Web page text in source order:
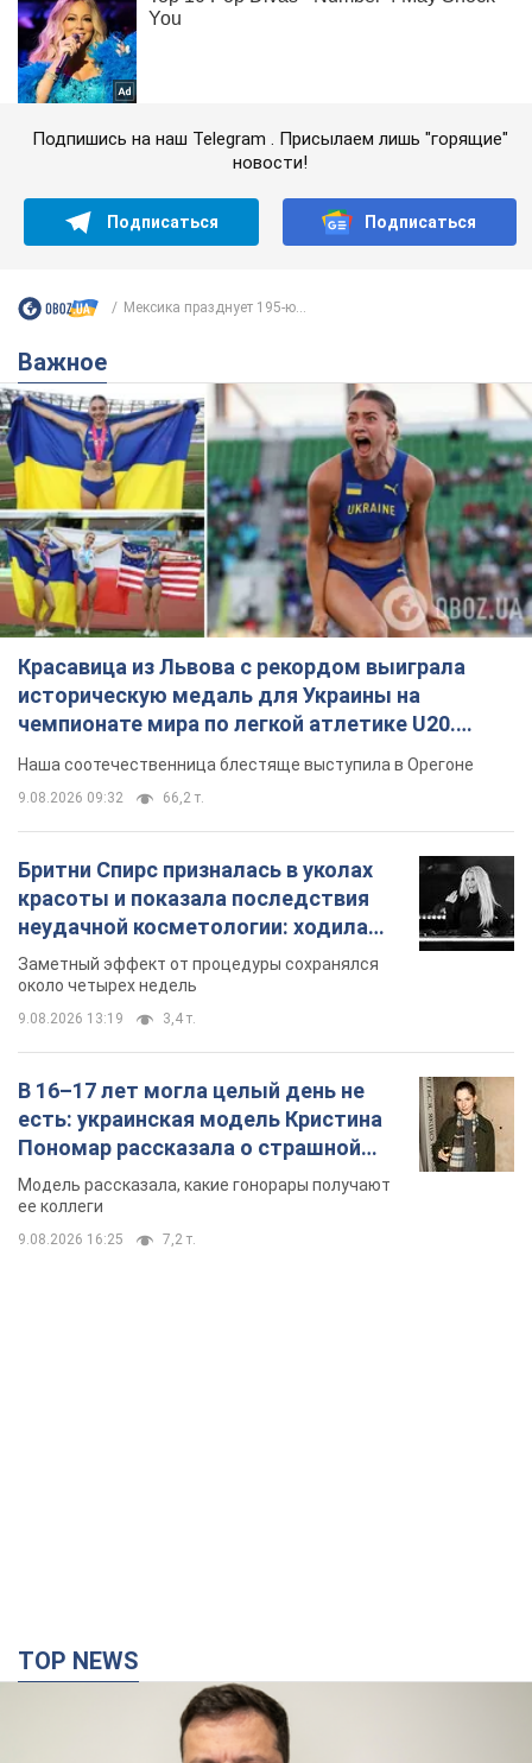
Подпишись на наш Telegram . Присылаем лишь "горящие"
новости!
Подписаться Подписаться
Мексика празднует 195-ю...
Важное
Красавица из Львова с рекордом выиграла
историческую медаль для Украины на
чемпионате мира по легкой атлетике U20.
Видео
Наша соотечественница блестяще выступила в Орегоне
9.08.2026 09:32 66,2 т.
Бритни Спирс призналась в уколах
красоты и показала последствия
неудачной косметологии: ходила
так почти месяц
Заметный эффект от процедуры сохранялся
около четырех недель
9.08.2026 13:19 3,4 т.
В 16–17 лет могла целый день не
есть: украинская модель Кристина
Пономар рассказала о страшной
стороне модельной карьеры
Модель рассказала, какие гонорары получают
ее коллеги
9.08.2026 16:25 7,2 т.
TOP NEWS